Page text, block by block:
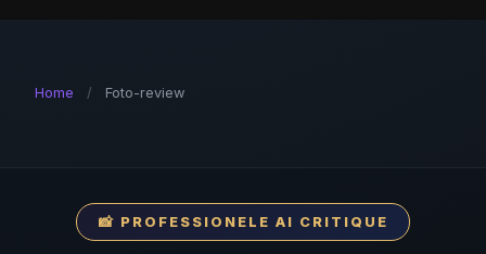
Home / Foto-review
📸 PROFESSIONELE AI CRITIQUE